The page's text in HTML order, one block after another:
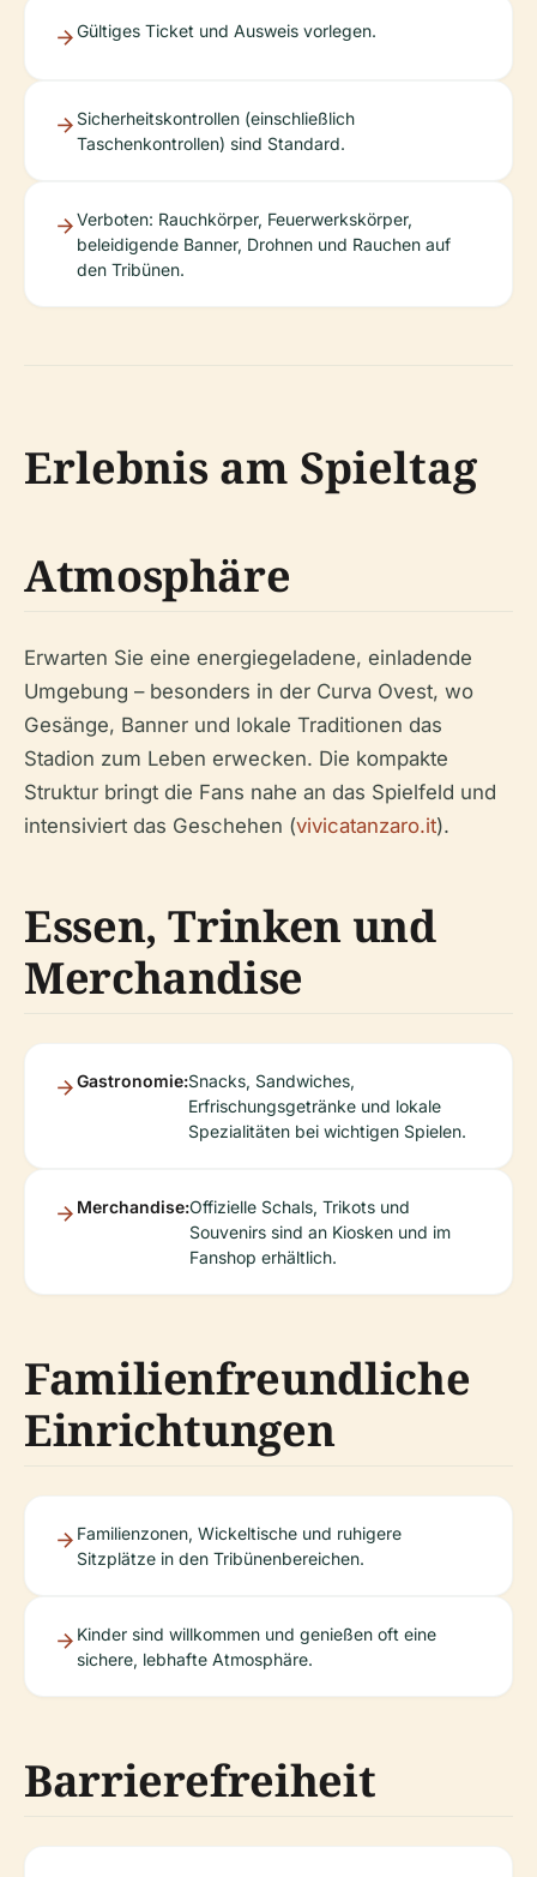
Gültiges Ticket und Ausweis vorlegen.
Sicherheitskontrollen (einschließlich
Taschenkontrollen) sind Standard.
Verboten: Rauchkörper, Feuerwerkskörper,
beleidigende Banner, Drohnen und Rauchen auf
den Tribünen.
Erlebnis am Spieltag
Atmosphäre
Erwarten Sie eine energiegeladene, einladende
Umgebung – besonders in der Curva Ovest, wo
Gesänge, Banner und lokale Traditionen das
Stadion zum Leben erwecken. Die kompakte
Struktur bringt die Fans nahe an das Spielfeld und
intensiviert das Geschehen (vivicatanzaro.it).
Essen, Trinken und
Merchandise
Gastronomie:Snacks, Sandwiches,
Erfrischungsgetränke und lokale
Spezialitäten bei wichtigen Spielen.
Merchandise:Offizielle Schals, Trikots und
Souvenirs sind an Kiosken und im
Fanshop erhältlich.
Familienfreundliche
Einrichtungen
Familienzonen, Wickeltische und ruhigere
Sitzplätze in den Tribünenbereichen.
Kinder sind willkommen und genießen oft eine
sichere, lebhafte Atmosphäre.
Barrierefreiheit